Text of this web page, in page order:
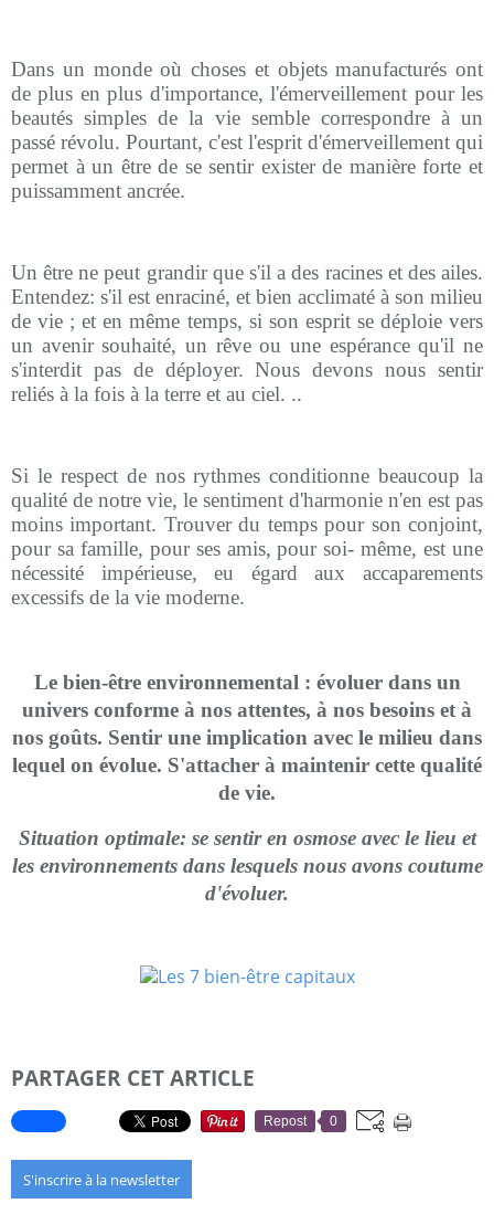
Dans un monde où choses et objets manufacturés ont
de plus en plus d'importance, l'émerveillement pour les
beautés simples de la vie semble correspondre à un
passé révolu. Pourtant, c'est l'esprit d'émerveillement qui
permet à un être de se sentir exister de manière forte et
puissamment ancrée.
Un être ne peut grandir que s'il a des racines et des ailes.
Entendez: s'il est enraciné, et bien acclimaté à son milieu
de vie ; et en même temps, si son esprit se déploie vers
un avenir souhaité, un rêve ou une espérance qu'il ne
s'interdit pas de déployer. Nous devons nous sentir
reliés à la fois à la terre et au ciel. ..
Si le respect de nos rythmes conditionne beaucoup la
qualité de notre vie, le sentiment d'harmonie n'en est pas
moins important. Trouver du temps pour son conjoint,
pour sa famille, pour ses amis, pour soi- même, est une
nécessité impérieuse, eu égard aux accaparements
excessifs de la vie moderne.
Le bien-être environnemental : évoluer dans un
univers conforme à nos attentes, à nos besoins et à
nos goûts. Sentir une implication avec le milieu dans
lequel on évolue. S'attacher à maintenir cette qualité
de vie.
Situation optimale: se sentir en osmose avec le lieu et
les environnements dans lesquels nous avons coutume
d'évoluer.
PARTAGER CET ARTICLE
Repost 0
S'inscrire à la newsletter